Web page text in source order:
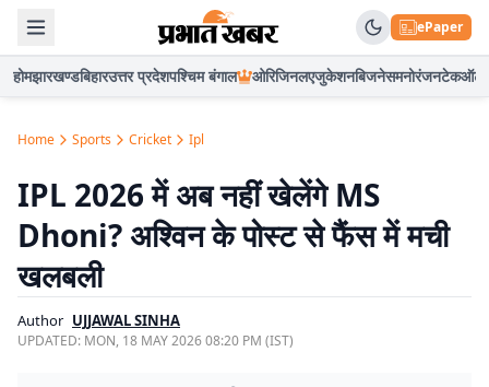
ePaper
होमझारखण्डबिहारउत्तर प्रदेशपश्चिम बंगाल ओरिजिनलएजुकेशनबिजनेसमनोरंजनटेकऑटो
Home Sports Cricket Ipl
IPL 2026 में अब नहीं खेलेंगे MS
Dhoni? अश्विन के पोस्ट से फैंस में मची
खलबली
Author UJJAWAL SINHA
UPDATED: MON, 18 MAY 2026 08:20 PM (IST)